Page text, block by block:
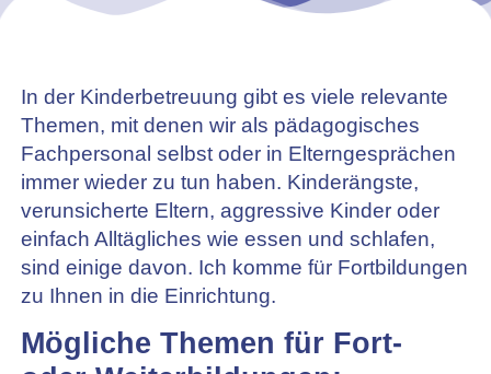
In der Kinderbetreuung gibt es viele relevante
Themen, mit denen wir als pädagogisches
Fachpersonal selbst oder in Elterngesprächen
immer wieder zu tun haben. Kinderängste,
verunsicherte Eltern, aggressive Kinder oder
einfach Alltägliches wie essen und schlafen,
sind einige davon. Ich komme für Fortbildungen
zu Ihnen in die Einrichtung.
Mögliche Themen für Fort-